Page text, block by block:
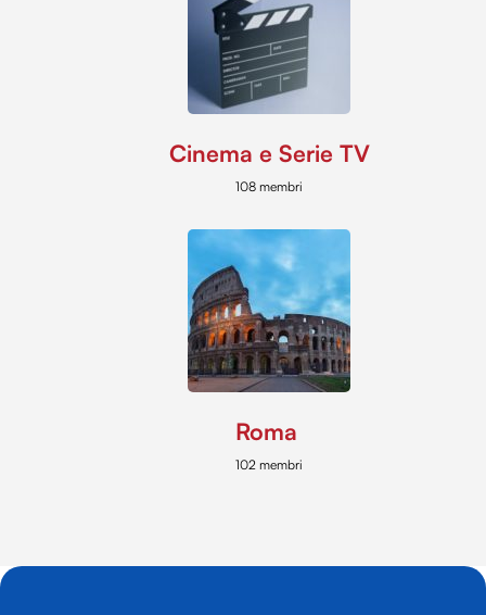
Cinema e Serie TV
108 membri
Roma
102 membri